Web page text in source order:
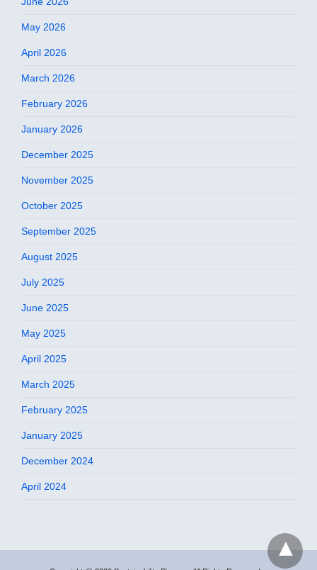
May 2026
April 2026
March 2026
February 2026
January 2026
December 2025
November 2025
October 2025
September 2025
August 2025
July 2025
June 2025
May 2025
April 2025
March 2025
February 2025
January 2025
December 2024
April 2024